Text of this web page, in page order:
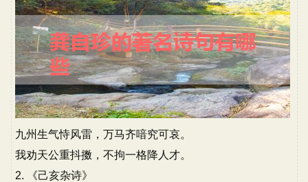
九州生气恃风雷，万马齐喑究可哀。
我劝天公重抖擞，不拘一格降人才。
2. 《己亥杂诗》